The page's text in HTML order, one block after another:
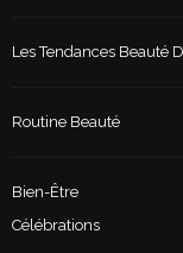
Les Tendances Beauté
Routine Beauté
Bien-Être
Célébrations